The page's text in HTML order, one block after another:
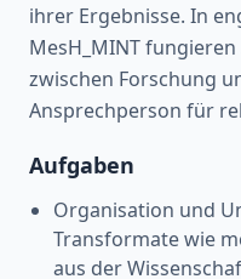
ihrer Ergebnisse. In
MesH_MINT
zwischen Forschung
Ansprechperson für
Aufgaben
Organisation und
Transformate wie
aus der